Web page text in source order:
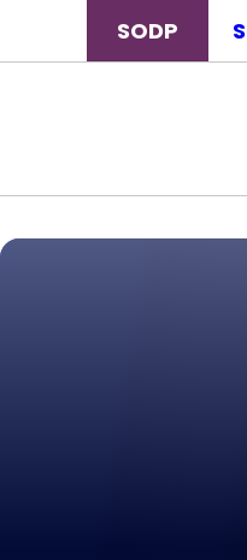
SODP